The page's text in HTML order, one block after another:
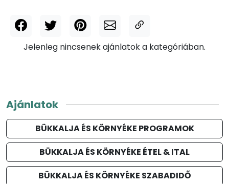
Jelenleg nincsenek ajánlatok a kategóriában.
Ajánlatok
BÜKKALJA ÉS KÖRNYÉKE PROGRAMOK
BÜKKALJA ÉS KÖRNYÉKE ÉTEL & ITAL
BÜKKALJA ÉS KÖRNYÉKE SZABADIDŐ